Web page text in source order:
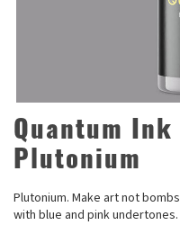
Quantum
Plutonium
Plutonium. Make art not
with blue and pink undertones.